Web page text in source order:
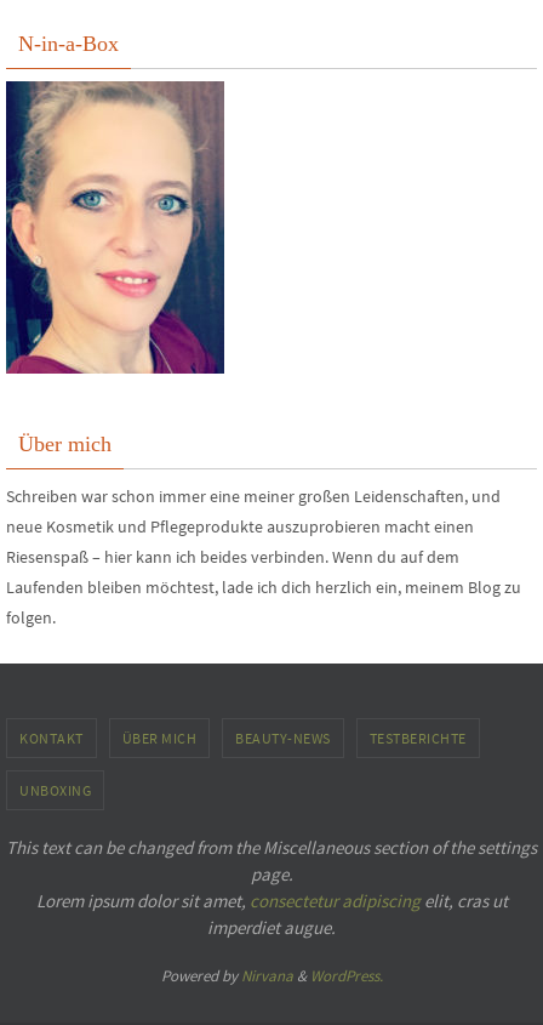
N-in-a-Box
Über mich
Schreiben war schon immer eine meiner großen Leidenschaften, und
neue Kosmetik und Pflegeprodukte auszuprobieren macht einen
Riesenspaß – hier kann ich beides verbinden. Wenn du auf dem
Laufenden bleiben möchtest, lade ich dich herzlich ein, meinem Blog zu
folgen.
KONTAKT ÜBER MICH BEAUTY-NEWS TESTBERICHTE
UNBOXING
This text can be changed from the Miscellaneous section of the settings
page.
Lorem ipsumdolor sit amet, consectetur adipiscingelit, cras ut
imperdiet augue.
Powered byNirvana& WordPress.